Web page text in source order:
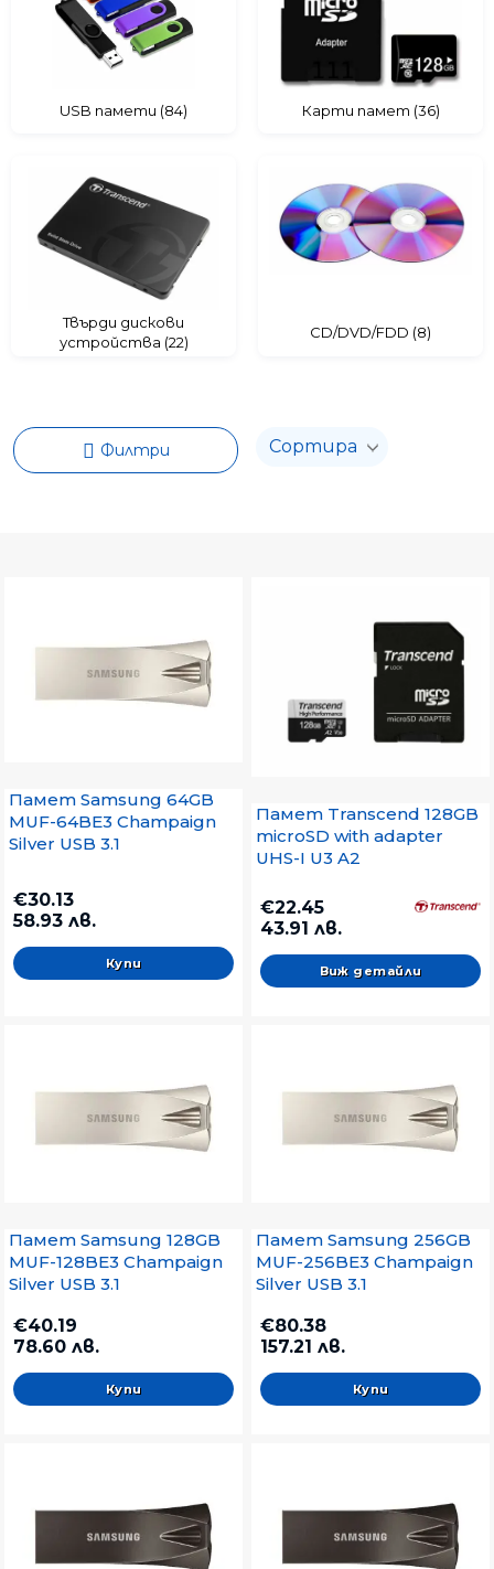
Твърди дискови устройства
CD/DVD/FDD
USB памети (84) Карти памет (36)
Твърди дискови
устройства (22)
CD/DVD/FDD (8)
Филтри
Памет Samsung 64GB
MUF-64BE3 Champaign
Silver USB 3.1
€30.13
58.93 лв.
Памет Transcend 128GB
microSD with adapter
UHS-I U3 A2
€22.45
43.91 лв.
Виж детайли
Памет Samsung 128GB
MUF-128BE3 Champaign
Silver USB 3.1
€40.19
78.60 лв.
Памет Samsung 256GB
MUF-256BE3 Champaign
Silver USB 3.1
€80.38
157.21 лв.